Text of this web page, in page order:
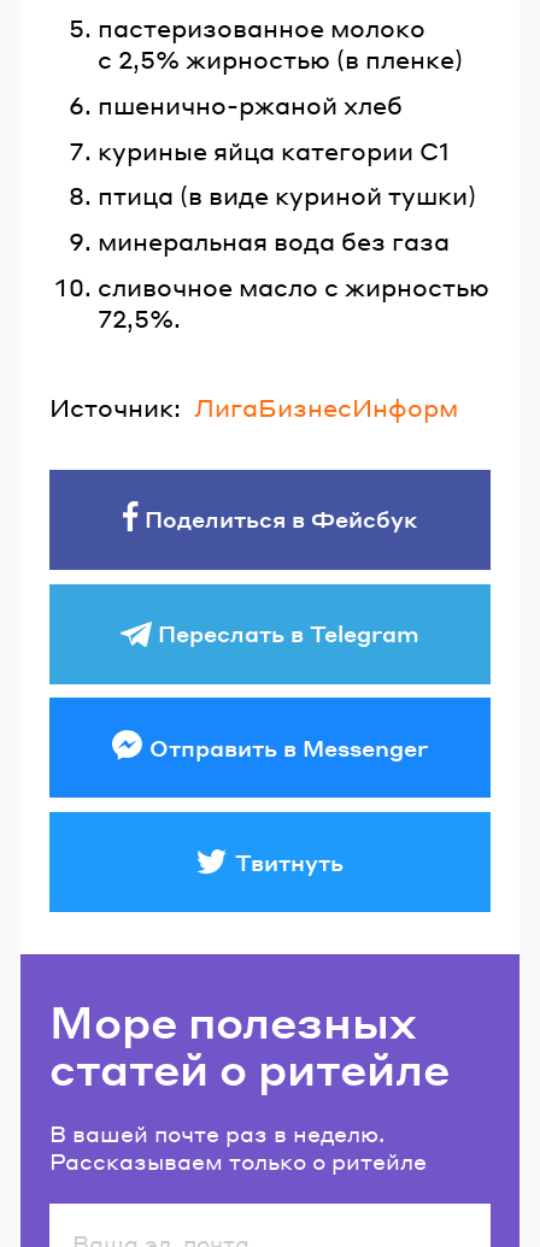
пастеризованное молоко
с 2,5% жирностью (в пленке)
пшенично-ржаной хлеб
куриные яйца категории С1
птица (в виде куриной тушки)
минеральная вода без газа
сливочное масло с жирностью
72,5%.
Источник: ЛигаБизнесИнформ
Поделиться в Фейсбук
Переслать в Telegram
Отправить в Messenger
Твитнуть
Море полезных
статей о ритейле
В вашей почте раз в неделю.
Рассказываем только о ритейле